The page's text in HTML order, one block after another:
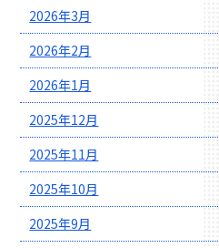
2026年3月
2026年2月
2026年1月
2025年12月
2025年11月
2025年10月
2025年9月